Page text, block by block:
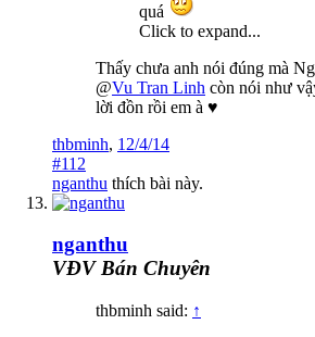
quá
Click to expand...
Thấy chưa anh nói đúng mà
@Vu Tran Linh còn nói như
lời đồn rồi em à ♥
thbminh, 12/4/14
#112
nganthu thích bài này.
nganthu
VĐV Bán Chuyên
thbminh said: ↑